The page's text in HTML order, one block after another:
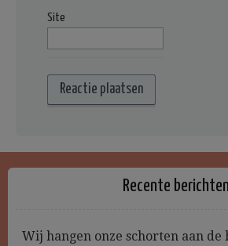
Site
Recente berichten
Wij hangen onze schorten aan de